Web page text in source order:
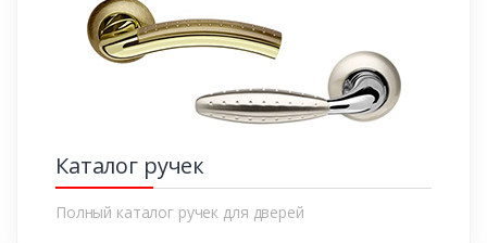
Каталог ручек
Полный каталог ручек для дверей